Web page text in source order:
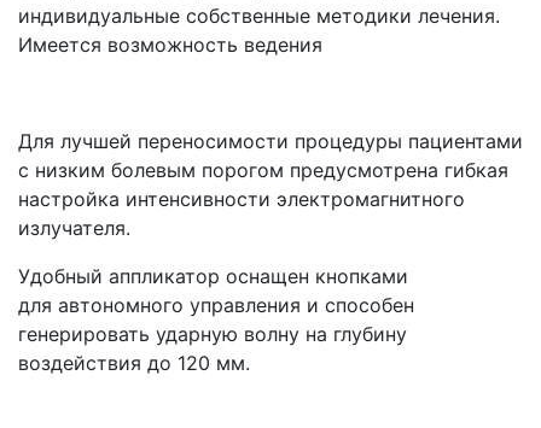
индивидуальные собственные методики лечения.
Имеется возможность ведения
Для лучшей переносимости процедуры пациентами
с низким болевым порогом предусмотрена гибкая
настройка интенсивности электромагнитного
излучателя.
Удобный аппликатор оснащен кнопками
для автономного управления и способен
генерировать ударную волну на глубину
воздействия до 120 мм.